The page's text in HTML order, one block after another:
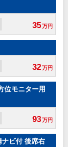
35万円
32万円
位モニター用
93万円
ナビ付 後席右